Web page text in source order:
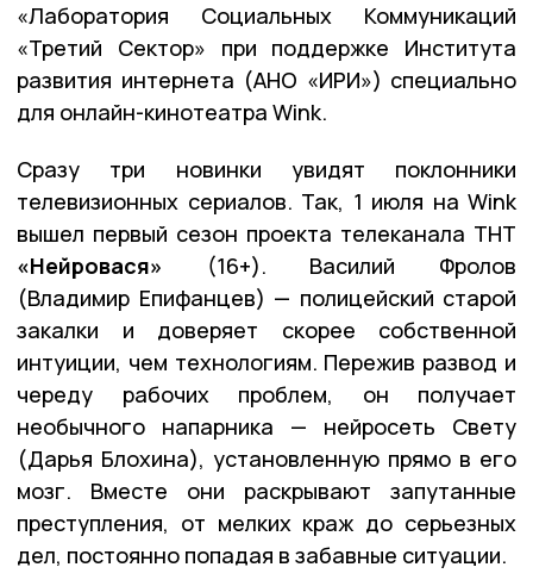
«Лаборатория Социальных Коммуникаций
«Третий Сектор» при поддержке Института
развития интернета (АНО «ИРИ») специально
для онлайн-кинотеатра Wink.
Сразу три новинки увидят поклонники
телевизионных сериалов. Так, 1 июля на Wink
вышел первый сезон проекта телеканала ТНТ
«Нейровася» (16+). Василий Фролов
(Владимир Епифанцев) — полицейский старой
закалки и доверяет скорее собственной
интуиции, чем технологиям. Пережив развод и
череду рабочих проблем, он получает
необычного напарника — нейросеть Свету
(Дарья Блохина), установленную прямо в его
мозг. Вместе они раскрывают запутанные
преступления, от мелких краж до серьезных
дел, постоянно попадая в забавные ситуации.